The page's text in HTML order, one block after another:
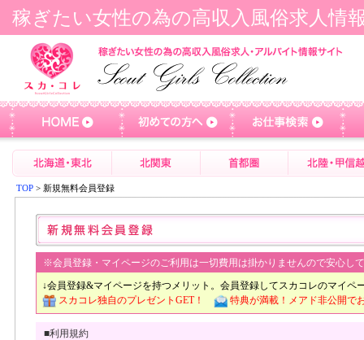
稼ぎたい女性の為の高収入風俗求人情
TOP > 新規無料会員登録
※会員登録・マイページのご利用は一切費用は掛かりませんので安心し
↓会員登録&マイページを持つメリット。会員登録してスカコレのマイペ
スカコレ独自のプレゼントGET！
特典が満載！メアド非公開
■利用規約